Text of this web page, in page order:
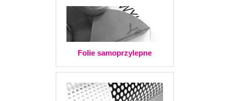
Folie samoprzylepne